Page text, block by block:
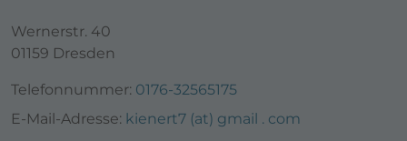
Wernerstr. 40
01159 Dresden
Telefonnummer: 0176-32565175
E-Mail-Adresse: kienert7 (at) gmail . com